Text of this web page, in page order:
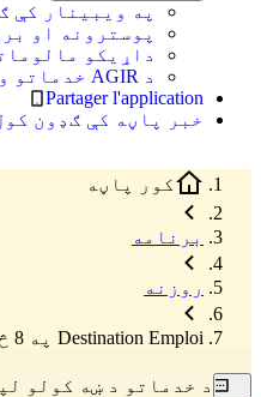
په ویبینار کې
پوسترونه او
داړیکو
د AGIR خدماتو وړاندې کونکو لپاره
Partager l'application
خبر پاڼه کې ګډون
کور پاڼه
برنامه
روزنه
Destination Emploi په 8 څانګو کې
د خدماتو د ښه کولو